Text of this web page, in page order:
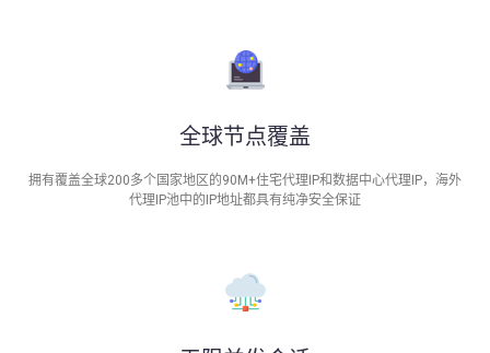
全球节点覆盖
拥有覆盖全球200多个国家地区的90M+住宅代理IP和数据中心代理IP，海外
代理IP池中的IP地址都具有纯净安全保证